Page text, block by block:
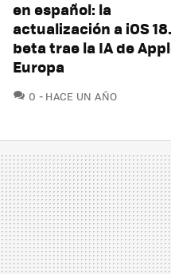
en español: la
actualización a iOS
beta trae la IA de
Europa
0 COMENTARIOS
HACE UN AÑO